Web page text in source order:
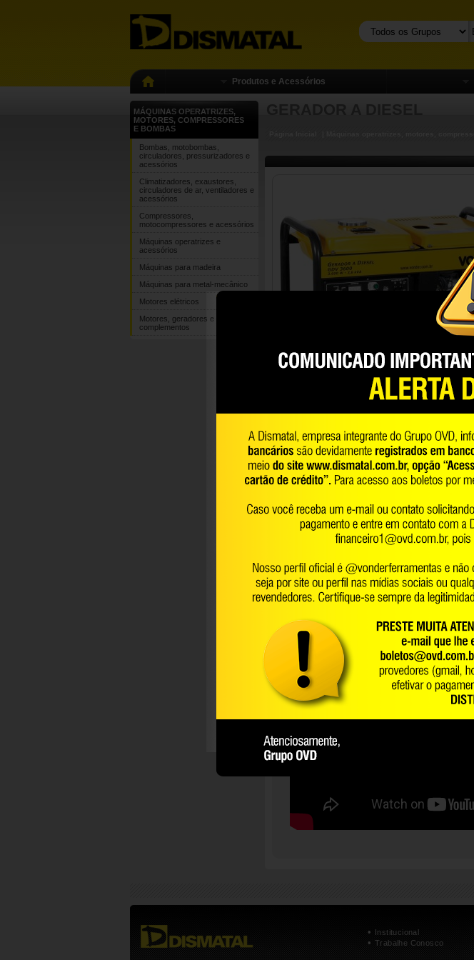
Produtos e Acessórios
MÁQUINAS OPERATRIZES,
MOTORES, COMPRESSORES
E BOMBAS
Bombas, motobombas,
circuladores, pressurizadores e
acessórios
Climatizadores, exaustores,
circuladores de ar, ventiladores e
acessórios
Compressores,
motocompressores e acessórios
Máquinas operatrizes e
acessórios
Máquinas para madeira
Máquinas para metal-mecânico
Motores elétricos
Motores, geradores e
complementos
DETALHES TÉCNICOS
Vídeo do Produto
• Institucional
• Trabalhe Conosco